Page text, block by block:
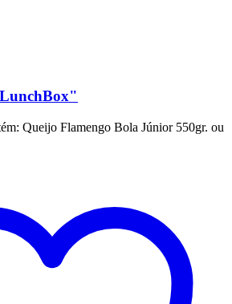
Queijo Flamengo Bola Júnior 550gr. ou